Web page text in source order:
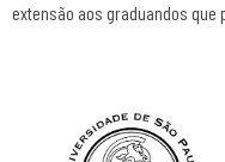
extensão aos graduandos